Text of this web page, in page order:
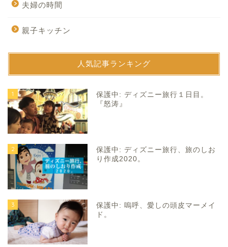
夫婦の時間
親子キッチン
人気記事ランキング
1
保護中: ディズニー旅行１日目。
『怒涛』
2
保護中: ディズニー旅行、旅のしお
り作成2020。
3
保護中: 嗚呼、愛しの頭皮マーメイ
ド。